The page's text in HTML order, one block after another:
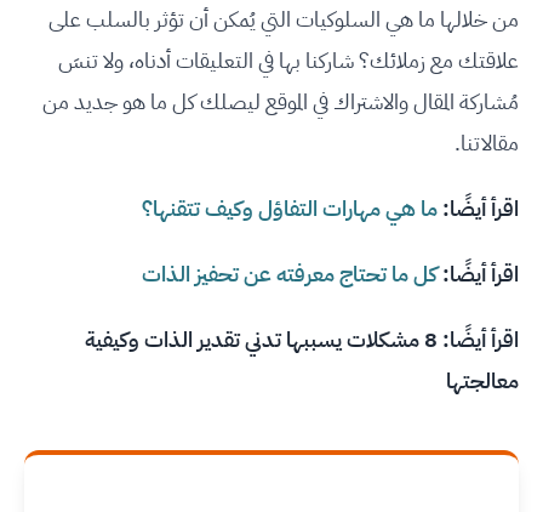
من خلالها ما هي السلوكيات التي يُمكن أن تؤثر بالسلب على
علاقتك مع زملائك؟ شاركنا بها في التعليقات أدناه، ولا تنسَ
مُشاركة المقال والاشتراك في الموقع ليصلك كل ما هو جديد من
مقالاتنا.
اقرأ أيضًا:ما هي مهارات التفاؤل وكيف تتقنها؟
اقرأ أيضًا:كل ما تحتاج معرفته عن تحفيز الذات
اقرأ أيضًا:
8 مشكلات يسببها تدني تقدير الذات وكيفية
معالجتها